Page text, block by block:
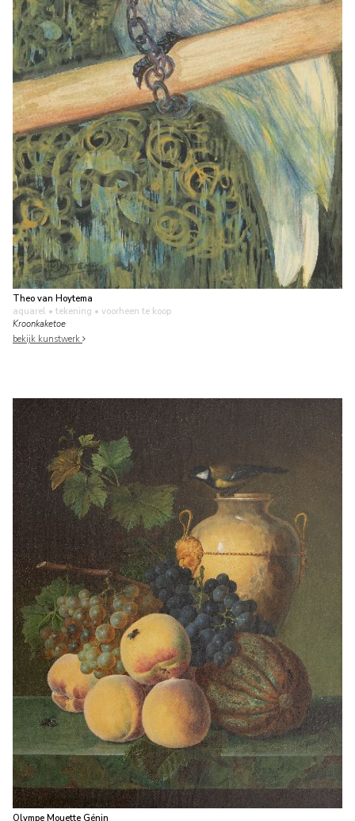
Theo van Hoytema
aquarel • tekening • voorheen te koop
Kroonkaketoe
bekijk kunstwerk
Olympe Mouette Génin